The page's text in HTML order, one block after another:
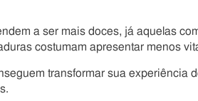
a ser mais doces, já aquelas
costumam apresentar menos
transformar sua experiência